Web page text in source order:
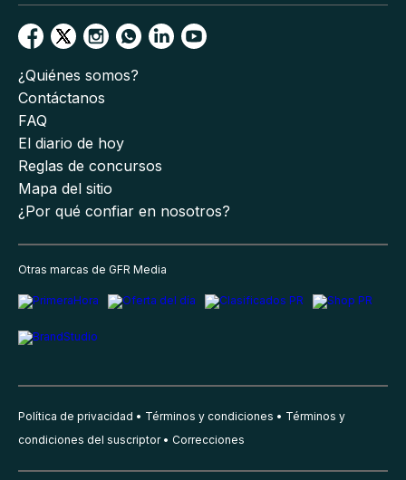
¿Quiénes somos?
Contáctanos
FAQ
El diario de hoy
Reglas de concursos
Mapa del sitio
¿Por qué confiar en nosotros?
Otras marcas de GFR Media
Política de privacidad Términos y condiciones
Términos y
condiciones del suscriptor
Correcciones